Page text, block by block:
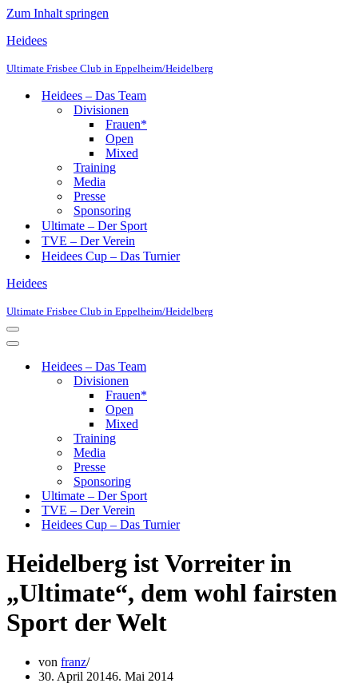
Zum Inhalt springen
Heidees
Ultimate Frisbee Club in Eppelheim/Heidelberg
Heidees – Das Team
Divisionen
Frauen*
Open
Mixed
Training
Media
Presse
Sponsoring
Ultimate – Der Sport
TVE – Der Verein
Heidees Cup – Das Turnier
Heidees
Ultimate Frisbee Club in Eppelheim/Heidelberg
Navigationsmenü
Navigationsmenü
Heidees – Das Team
Divisionen
Frauen*
Open
Mixed
Training
Media
Presse
Sponsoring
Ultimate – Der Sport
TVE – Der Verein
Heidees Cup – Das Turnier
Heidelberg ist Vorreiter in
„Ultimate“, dem wohl fairsten
Sport der Welt
von franz
30. April 20146. Mai 2014